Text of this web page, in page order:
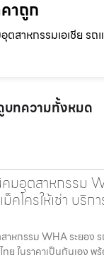
าถูก
ตสาหกรรมเอเชีย รถแ
บทความทั้งหมด
มอุตสาหกรรม
คโครให้เช่า บริ
หกรรม WHA ระยอง ร
ทย ในราคาเป็นกันเอง